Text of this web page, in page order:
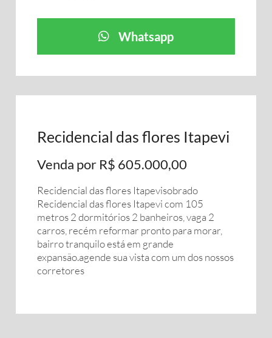
Whatsapp
Recidencial das flores Itapevi
Venda por R$ 605.000,00
Recidencial das flores Itapevisobrado
Recidencial das flores Itapevi com 105
metros 2 dormitórios 2 banheiros, vaga 2
carros, recém reformar pronto para morar,
bairro tranquilo está em grande
expansão.agende sua vista com um dos nossos
corretores